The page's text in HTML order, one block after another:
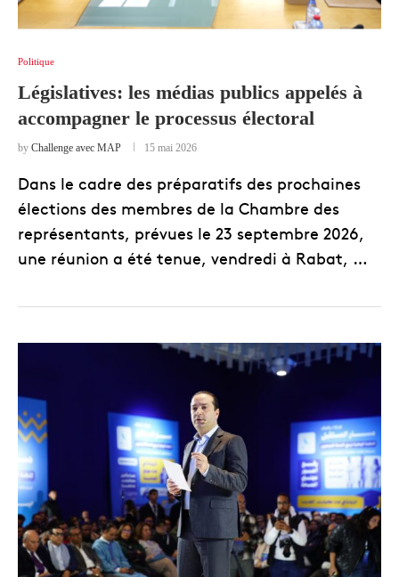
Politique
Législatives: les médias publics appelés à
accompagner le processus électoral
by Challenge avec MAP 15 mai 2026
Dans le cadre des préparatifs des prochaines
élections des membres de la Chambre des
représentants, prévues le 23 septembre 2026,
une réunion a été tenue, vendredi à Rabat, …